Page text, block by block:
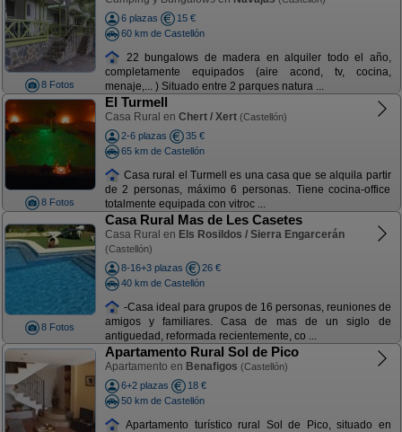
8 Fotos
6 plazas
15 €
60 km de Castellón
22 bungalows de madera en alquiler todo el año,
completamente equipados (aire acond, tv, cocina,
menaje,... ) Situado entre 2 parques natura ...
8 Fotos
El Turmell
Casa Rural en Chert / Xert (Castellón)
2-6 plazas
35 €
65 km de Castellón
Casa rural el Turmell es una casa que se alquila partir
de 2 personas, máximo 6 personas. Tiene cocina-office
totalmente equipada con vitroc ...
8 Fotos
Casa Rural Mas de Les Casetes
Casa Rural en Els Rosildos / Sierra Engarcerán
(Castellón)
8-16+3 plazas
26 €
40 km de Castellón
-Casa ideal para grupos de 16 personas, reuniones de
amigos y familiares. Casa de mas de un siglo de
antiguedad, reformada recientemente, co ...
Apartamento Rural Sol de Pico
Apartamento en Benafigos (Castellón)
6+2 plazas
18 €
50 km de Castellón
Apartamento turístico rural Sol de Pico, situado en